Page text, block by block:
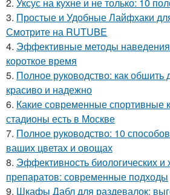
3. Простые и Удобные Лайфхаки
Смотрите на RUTUBE
4. Эффективные методы
короткое время
5. Полное руководство: как
красиво и надежно
6. Какие современные спортивные
стадионы есть в Москве
7. Полное руководство: 10
ваших цветах и овощах
8. Эффективность биологических и
препаратов: современные подходы
9. Шкафы Дабл для раздевалок: